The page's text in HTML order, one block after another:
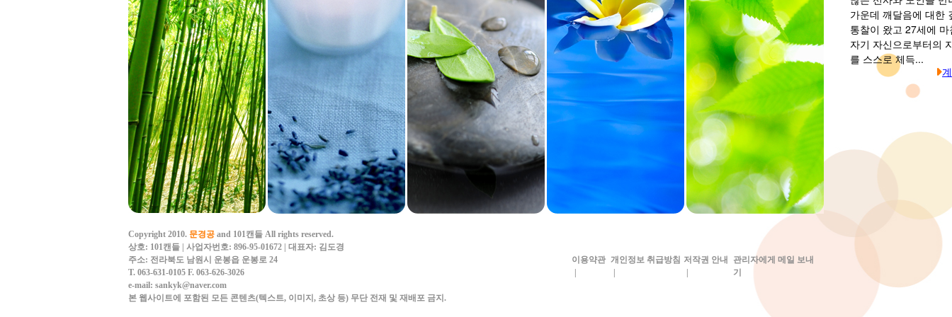
가운데 깨달음에 대한
통찰이 왔고 27세에 마
자기 자신으로부터의
를 스스로 체득...
Copyright 2010. 문경공 and 101캔들 All rights reserved.
상호: 101캔들 | 사업자번호: 896-95-01672 | 대표자: 김도경
주소: 전라북도 남원시 운봉읍 운봉로 24
T. 063-631-0105 F. 063-626-3026
e-mail: sankyk@naver.com
본 웹사이트에 포함된 모든 콘텐츠(텍스트, 이미지, 초상 등) 무단 전재 및 재배포 금지.
이용약관 개인정보 취급방침 저작권 안내
관리자에게 메일 보내
기